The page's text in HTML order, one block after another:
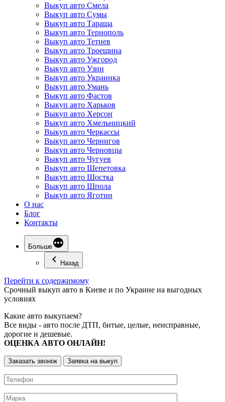
Выкуп авто Смела
Выкуп авто Сумы
Выкуп авто Тараща
Выкуп авто Тернополь
Выкуп авто Тетиев
Выкуп авто Троещина
Выкуп авто Ужгород
Выкуп авто Узин
Выкуп авто Украинка
Выкуп авто Умань
Выкуп авто Фастов
Выкуп авто Харьков
Выкуп авто Херсон
Выкуп авто Хмельницкий
Выкуп авто Черкассы
Выкуп авто Чернигов
Выкуп авто Черновцы
Выкуп авто Чугуев
Выкуп авто Шепетовка
Выкуп авто Шостка
Выкуп авто Шпола
Выкуп авто Яготин
О нас
Блог
Контакты
Больше
Назад
Перейти к содержимому
Срочный выкуп авто в Киеве и по Украине на выгодных
условиях
Какие авто выкупаем?
Все виды - авто после ДТП, битые, целые, неисправные,
дорогие и дешевые.
ОЦЕНКА АВТО ОНЛАЙН!
Заказать звонок Заявка на выкуп